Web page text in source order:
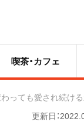
喫茶・カフェ
っても愛され続け
更新日：